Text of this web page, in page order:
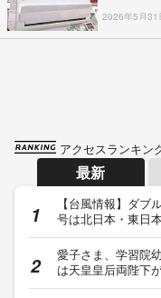
2026年5月31
アクセスランキン
最新
【台風情報】ダ
号は北日本・東
愛子さま、学習院
は天皇皇后両陛下